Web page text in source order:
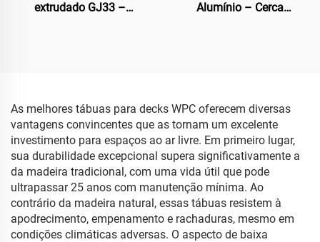
extrudado GJ33 –
Alumínio – Cerca
As melhores tábuas para decks WPC oferecem diversas
vantagens convincentes que as tornam um excelente
investimento para espaços ao ar livre. Em primeiro lugar,
sua durabilidade excepcional supera significativamente a
da madeira tradicional, com uma vida útil que pode
ultrapassar 25 anos com manutenção mínima. Ao
contrário da madeira natural, essas tábuas resistem à
apodrecimento, empenamento e rachaduras, mesmo em
condições climáticas adversas. O aspecto de baixa